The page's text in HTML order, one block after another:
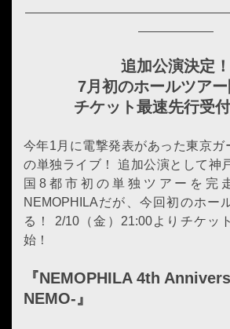
追加公演決定！
7月初のホールツアー
チケット最速先行受付
今年1月に電撃発表があった東京ガ
の単独ライブ！ 追加公演として神
国8都市初の単独ツアーを完
NEMOPHILAだが、今回初のホー
る！ 2/10（金）21:00よりチケッ
始！
『NEMOPHILA 4th
NEMO-』